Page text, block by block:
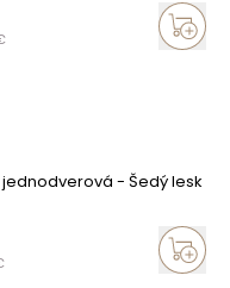
- Šedý lesk